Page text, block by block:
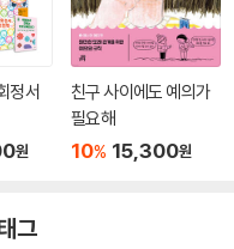
정서
원
친구 사이에도 예의가
필요해
10% 15,300원
그